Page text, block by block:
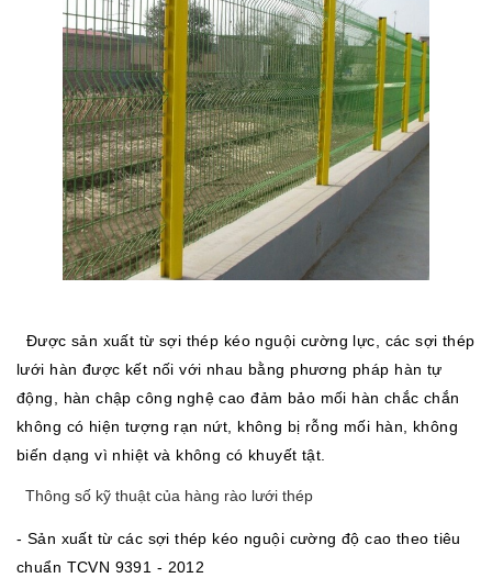
Được sản xuất từ sợi thép kéo nguội cường lực, các sợi thép
lưới hàn được kết nối với nhau bằng phương pháp hàn tự
động, hàn chập công nghệ cao đảm bảo mối hàn chắc chắn
không có hiện tượng rạn nứt, không bị rỗng mối hàn, không
biến dạng vì nhiệt và không có khuyết tật.
Thông số kỹ thuật của hàng rào lưới thép
- Sản xuất từ các sợi thép kéo nguội cường độ cao theo tiêu
chuẩn TCVN 9391 - 2012